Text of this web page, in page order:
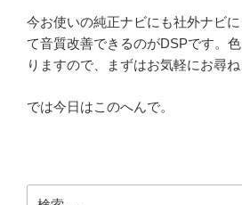
今お使いの純正ナビにも社外ナビ
て音質改善できるのがDSPです。
りますので、まずはお気軽にお尋ね
では今日はこのへんで。
検